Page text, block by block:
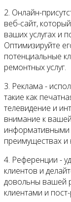
2. Онлайн-
веб-сайт,
ваших услугах и
Оптимизируйте
потенциальные
ремонтных услуг.
3. Реклама -
такие как
телевидение и
внимание к
информативными
преимуществах и
4. Референции -
клиентов и
довольны вашей
клиентами и